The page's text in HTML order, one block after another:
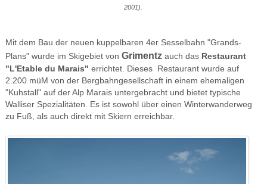
2001).
Mit dem Bau der neuen kuppelbaren 4er Sesselbahn "Grands-
Plans" wurde im Skigebiet von Grimentz auch das Restaurant
"L'Etable du Marais" errichtet. Dieses Restaurant wurde auf
2.200 müM von der Bergbahngesellschaft in einem ehemaligen
"Kuhstall" auf der Alp Marais untergebracht und bietet typische
Walliser Spezialitäten. Es ist sowohl über einen Winterwanderweg
zu Fuß, als auch direkt mit Skiern erreichbar.